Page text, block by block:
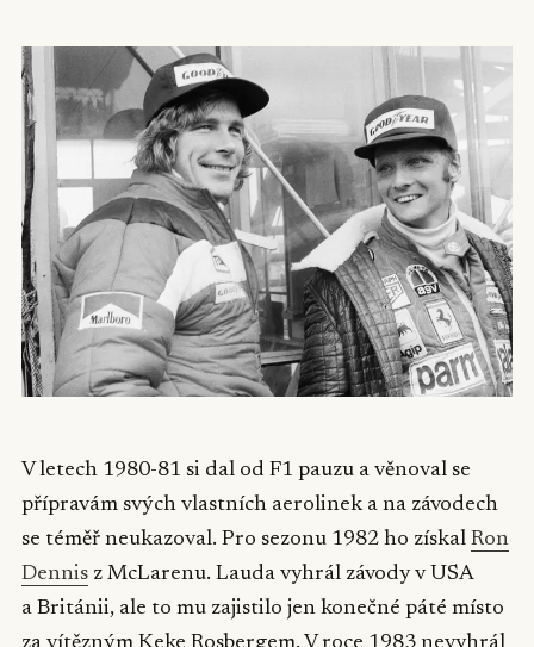
V letech 1980-81 si dal od F1 pauzu a věnoval se
přípravám svých vlastních aerolinek a na závodech
se téměř neukazoval. Pro sezonu 1982 ho získal Ron
Dennis z McLarenu. Lauda vyhrál závody v USA
a Británii, ale to mu zajistilo jen konečné páté místo